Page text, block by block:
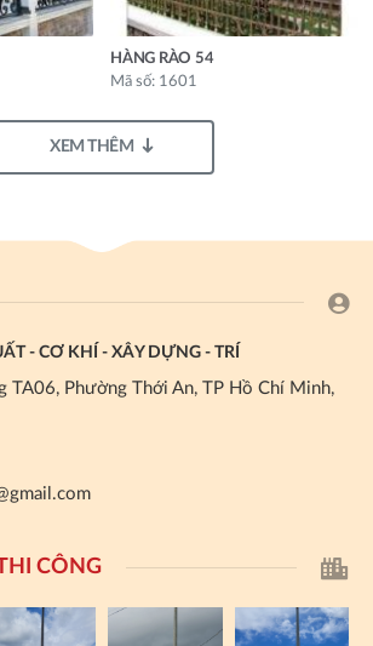
HÀNG RÀO 54
Mã số: 1601
XEM THÊM
- CƠ KHÍ - XÂY DỰNG - TRÍ
TA06, Phường Thới An, TP Hồ Chí Minh,
CÔNG